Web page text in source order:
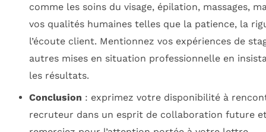
comme les soins du visage, épilation, massages,
vos qualités humaines telles que la patience, la
l’écoute client. Mentionnez vos expériences de
autres mises en situation professionnelle en
les résultats.
Conclusion : exprimez votre disponibilité à
recruteur dans un esprit de collaboration future